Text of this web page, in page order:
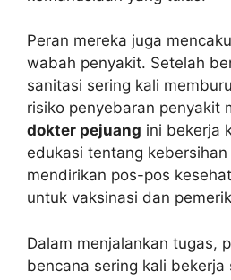
Peran mereka juga
wabah penyakit. Setelah
sanitasi sering kali
risiko penyebaran penyakit
dokter pejuang ini bekerja
edukasi tentang
mendirikan pos-pos
untuk vaksinasi dan
Dalam menjalankan tugas,
bencana sering kali bekerja